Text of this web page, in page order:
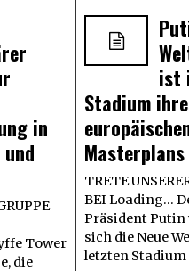
in
Tower
die
ist
Stadium
Masterplans
TRETE
BEI Loading...
Präsident Putin
sich die Neue
letzten